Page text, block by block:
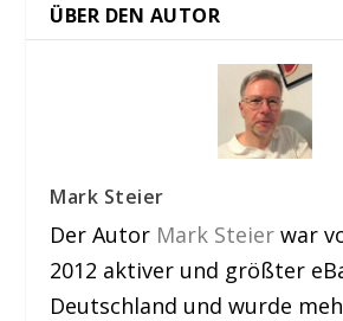
ÜBER DEN AUTOR
Mark Steier
Der Autor Mark Steier war
2012 aktiver und größter
Deutschland und wurde